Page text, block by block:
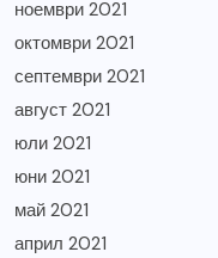
ноември 2021
октомври 2021
септември 2021
август 2021
юли 2021
юни 2021
май 2021
април 2021